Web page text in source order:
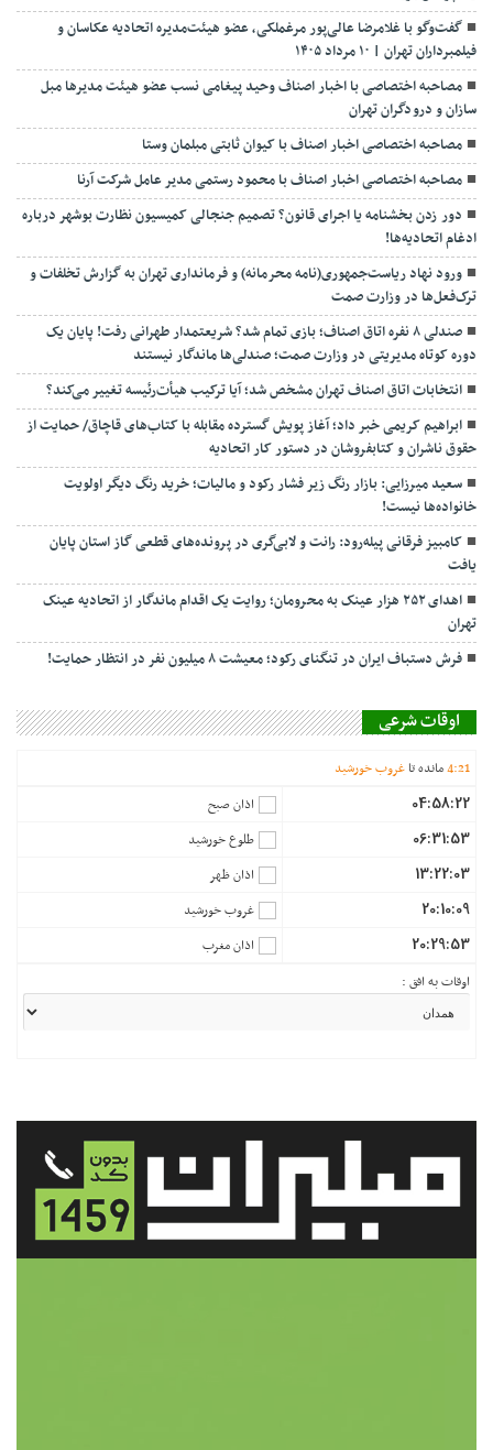
گفت‌وگو با غلامرضا عالی‌پور مرغملکی، عضو هیئت‌مدیره اتحادیه عکاسان و
فیلمبرداران تهران | ۱۰ مرداد ۱۴۰۵
مصاحبه اختصاصی با اخبار اصناف وحید پیغامی نسب عضو هیئت مدیرها مبل
سازان و درودگران تهران
مصاحبه اختصاصی اخبار اصناف با کیوان ثابتی مبلمان وستا
مصاحبه اختصاصی اخبار اصناف با محمود رستمی مدیر عامل شرکت آرنا
دور زدن بخشنامه یا اجرای قانون؟ تصمیم جنجالی کمیسیون نظارت بوشهر درباره
ادغام اتحادیه‌ها!
ورود نهاد ریاست‌جمهوری(نامه محرمانه) و فرمانداری تهران به گزارش تخلفات و
ترک‌فعل‌ها در وزارت صمت
صندلی ۸ نفره اتاق اصناف؛ بازی تمام شد؟ شریعتمدار طهرانی رفت! پایان یک
دوره کوتاه مدیریتی در وزارت صمت؛ صندلی‌ها ماندگار نیستند
انتخابات اتاق اصناف تهران مشخص شد؛ آیا ترکیب هیأت‌رئیسه تغییر می‌کند؟
ابراهیم کریمی خبر داد؛ آغاز پویش گسترده مقابله با کتاب‌های قاچاق/ حمایت از
حقوق ناشران و کتابفروشان در دستور کار اتحادیه
سعید میرزایی: بازار رنگ زیر فشار رکود و مالیات؛ خرید رنگ دیگر اولویت
خانواده‌ها نیست!
کامبیز فرقانی پیله‌رود: رانت و لابی‌گری در پرونده‌های قطعی گاز استان پایان
یافت
اهدای ۲۵۲ هزار عینک به محرومان؛ روایت یک اقدام ماندگار از اتحادیه عینک
تهران
فرش دستباف ایران در تنگنای رکود؛ معیشت ۸ میلیون نفر در انتظار حمایت!
اوقات شرعی
4:21 مانده تا غروب خورشید
04:58:22 اذان صبح
06:31:53 طلوع خورشید
13:22:03 اذان ظهر
20:10:09 غروب خورشید
20:29:53
اذان مغرب
اوقات به افق :